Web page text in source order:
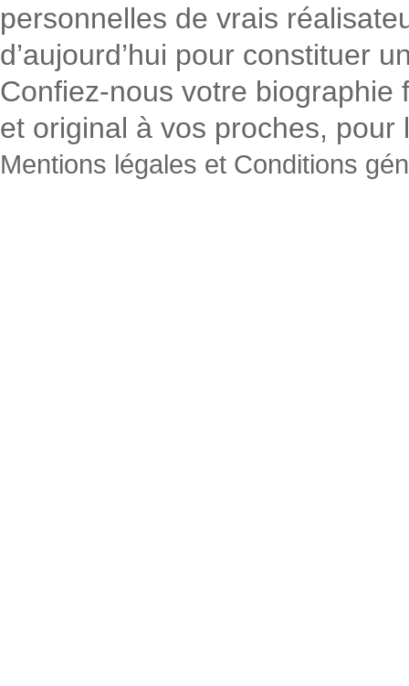
personnelles de vrais
d’aujourd’hui pour constituer
Confiez-nous votre
et original à vos proches, pour
Mentions légales et Conditions